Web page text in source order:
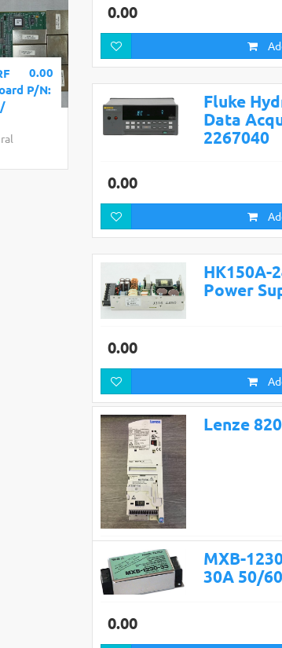
0.00
P/N:
0.00
Fluke
Data
2267040
0.00
HK150A-
Power
0.00
Lenze
0.00
MXB-
30A 50/
0.00